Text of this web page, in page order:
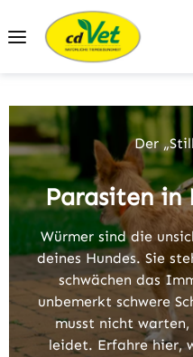
Zum Hauptinhalt springen
Slider überspringen
Der
Parasiten in
Würmer sind die
deines Hundes. Sie
schwächen das
unbemerkt schwere
musst nicht
leidet. Erfahre hier,